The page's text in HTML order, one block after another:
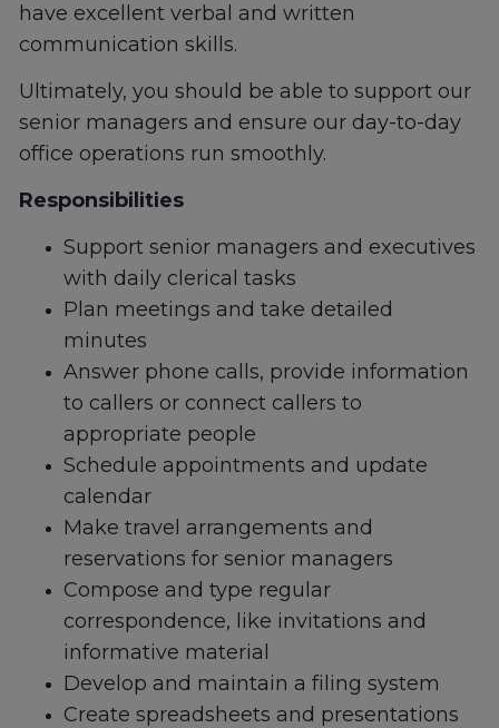
have excellent verbal and written
communication skills.
Ultimately, you should be able to support our
senior managers and ensure our day-to-day
office operations run smoothly.
Responsibilities
Support senior managers and executives
with daily clerical tasks
Plan meetings and take detailed
minutes
Answer phone calls, provide information
to callers or connect callers to
appropriate people
Schedule appointments and update
calendar
Make travel arrangements and
reservations for senior managers
Compose and type regular
correspondence, like invitations and
informative material
Develop and maintain a filing system
Create spreadsheets and presentations